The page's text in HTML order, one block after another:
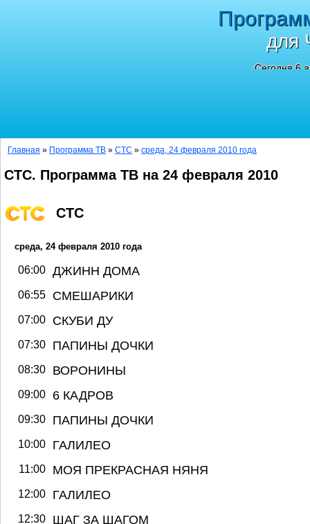
для
Сегодня 6
Главная » Программа ТВ » СТС » среда, 24 февраля 2010 года
СТС. Программа ТВ на 24 февраля 2010
СТС
среда, 24 февраля 2010 года
06:00 ДЖИНН ДОМА
06:55 СМЕШАРИКИ
07:00 СКУБИ ДУ
07:30 ПАПИНЫ ДОЧКИ
08:30 ВОРОНИНЫ
09:00 6 КАДРОВ
09:30 ПАПИНЫ ДОЧКИ
10:00 ГАЛИЛЕО
11:00 МОЯ ПРЕКРАСНАЯ НЯНЯ
12:00 ГАЛИЛЕО
12:30 ШАГ ЗА ШАГОМ